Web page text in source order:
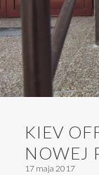
KIEV
NOWEJ
17 maja 2017